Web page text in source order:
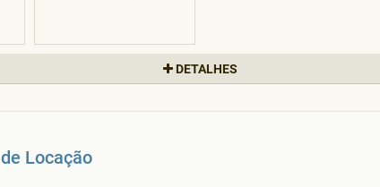
PLANO
DETALHES
Locação